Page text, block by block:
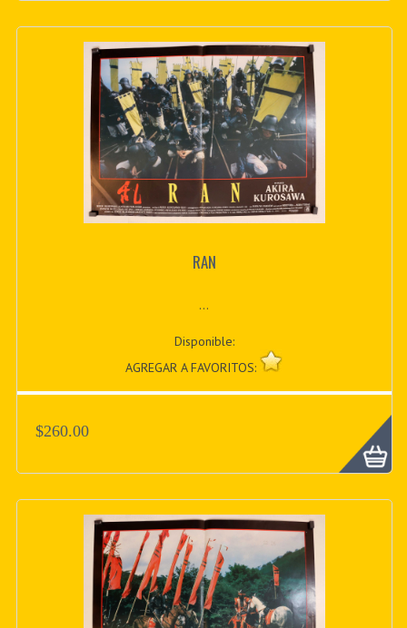
RAN
...
Disponible:
AGREGAR A FAVORITOS:
$260.00